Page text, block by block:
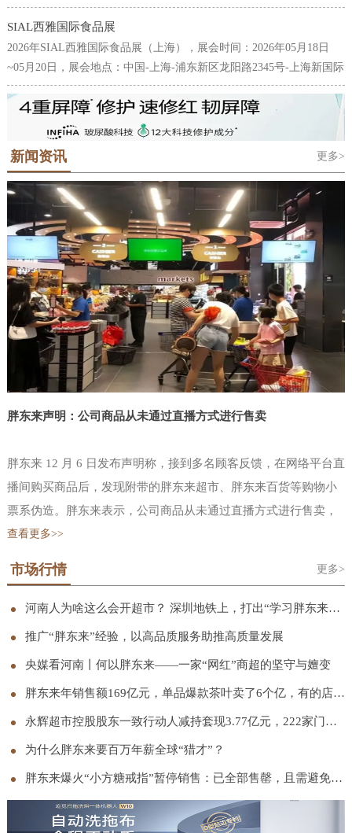
专注为食品饮料生产商贸易商提供来自进
膳等渠道专业人群，面向流通与餐饮市场
的展会组织者拥有全球食品行业展览领先
地位的科隆世界食品博览会Anuga，科隆
国际糖果及休闲食品展ISM和泰国国际食
品展Anuga Asia-Thaifex等覆盖食品贸易
和食品制造技术全产业链的贸易展览会。
世界食品（深圳）博览会将在Anuga的全
球战略指导下升级品牌——Anuga Select
China将正式落地中国大湾区。Anuga科
隆世界食品博览会创立于1919年，已经
到700家。美国拉斯维加斯便利店及零售
展览会NGA是唯一一个专门围绕商铺店
面为主题的展览，由国家零售商协会
（National Grocers Association）举办，
对于那些需要了解最新的行业趋势和最佳
为期三天的美国拉斯维加斯零售展览会
NGA中，独立零售商便利店和批发商，
零售业高管，CPG制造商和服务聚集在一
起，提供了无与伦比的学习，参与，共
享，网络和创新的机会。全国杂货商协会
是唯一专门致力于独立杂货商需求的行业
协会。考虑到当今瞬息万变的市场和食品
零售业中不断发展的创新进步，NGA
Show是必须参加的盛会。这是店铺商唯
易中心南港会展馆，主办方：台湾对外贸易发展协会(TAITRA)，举办
周期：一年一届，展会面积：25000平米，参展观众：65000人，参展
商数量及参展品牌达到1642家。台北国际食品展为中国台湾规模最
大、也是最为国际化的食品专业采购展览会，每年6月皆吸引了许多來
自国內外的专业买主前来台采购参观，堪称亚洲不可错过的食品盛
会，亦为全球华人食品业界不容缺席的年度场合。本展2012年起，首
次扩增世贸一馆展区，联合原有之南港展馆展区，展览规模与来访人
潮屡创新高。该展会的主办单位中国台湾对外贸易发展协会(简称外贸
协会或贸协)由中国台湾省经济部于结合民间工商团体设立之公益性财
团法人，以协助业者拓展对外贸易。目前，本会拥有600多位训练有素
的贸易专才，除台北总部外，设有新竹、台中、台南及高雄等4个办事
处和遍布全球近50个驻外据点，另相继设立中国台湾贸易中心、台北
世界贸易中心等姐妹机构，形成完整的贸易服务网，是业者
SIAL西雅国际食品展
2026年SIAL西雅国际食品展（上海），展会时间：2026年05月18日
~05月20日，展会地点：中国-上海-浦东新区龙阳路2345号-上海新国际
博览中心，主办方：高美艾博展览集团、北京爱博西雅展览有限公
司、中国商业联合会，举办周期：一年一届，展会面积：200000平
米，参展观众：180000人，参展商数量及参展品牌达到5000家。SIAL
是法语“Salon International De L'Alimentation”的缩写，中文意思是国际
食品展览会，“西雅”是SIAL的中文音译名称。SIAL 品牌于1964年在法
国巴黎创立，是全球前五大展会主办集团——法国高美艾博展览集团
自有品牌。SIAL全球系列食品展。2000年将SIAL西雅展引进中国举
办。在近60年的国际品牌沉淀和24年的中国市场深耕中，SIAL中国系
列国际食品展孕育了SIAL西雅展（上海）和SIAL西雅展（深圳）两大
食饮展览。SIAL西雅展（上海）已经成为“SIAL世界三大食品展之
一”。SIAL西雅展（深圳）也将以“SIAL世界展会对话世界地标”为定
位，吸引全球目光定位粤港
新闻资讯 更多>
胖东来声明：公司商品从未通过直播方式进行售卖
胖东来 12 月 6 日发布声明称，接到多名顾客反馈，在网络平台直
播间购买商品后，发现附带的胖东来超市、胖东来百货等购物小
票系伪造。胖东来表示，公司商品从未通过直播方式进行售卖，
也并未授权任何单位或个人开设网店、代购商品、直播卖货等行
重告知正在实施上述行为的单位或个人立即停止相关行为，公司
会采取包括但不限于向行政部门举报、向平台投诉、启动诉讼等
必要措施，依法追究其法律责任。胖东来还曾在 11 月发文称，网
中使用于东来的视频切片进行带货宣传以此谋取不当利益的行
为，胖东来从未授权过任何平台、任何账号进行网络直播带货。
胖东来已累计发现侵权直播间 120 个、侵权视频超过 1.5 万条，
其中约 11900 条视频已完成下架处理，相关侵权账号也已全部取
进处理。胖东来创始人于东来早在 2024 年底就在社交平台连发三
查看更多>>
市场行情 更多>
河南人为啥这么会开超市？ 深圳地铁上，打出“学习胖东来”宣传语
推广“胖东来”经验，以高品质服务助推高质量发展
央媒看河南丨何以胖东来——一家“网红”商超的坚守与嬗变
胖东来年销售额169亿元，单品爆款茶叶卖了6个亿，有的店只营业5小时
永辉超市控股股东一致行动人减持套现3.77亿元，222家门店完成胖东来模式调改
为什么胖东来要百万年薪全球“猎才”？
胖东来爆火“小方糖戒指”暂停销售：已全部售罄，且需避免集中抢购；此前被称“1克拉钻戒平替”